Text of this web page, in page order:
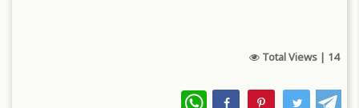
Total Views | 14
WhatsApp